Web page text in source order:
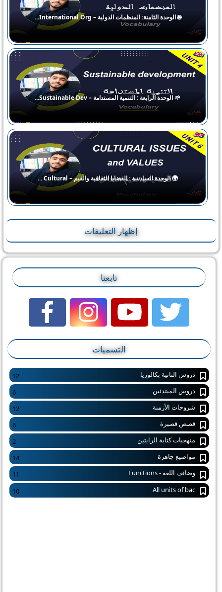
🌐 الوحدة الثامنة: المنظمات الدولية – International Org...
🌱 الوحدة الرابعة : التنمية المستدامة – Sustainable Dev...
🌍 الوحدة السادسة : القضايا الثقافية والقيم – Cultural ...
إظهار التعليقات
تابعنا
التسميات
دروس التانية بكالوريا
12
دروس المبتدئين
6
شروحات الأزمنة
12
قصص قصيرة
6
منهجيات كتابة الرايتين
2
مواضيع جاهزة
14
وضائف اللغة - Functions
11
All units of bac
10